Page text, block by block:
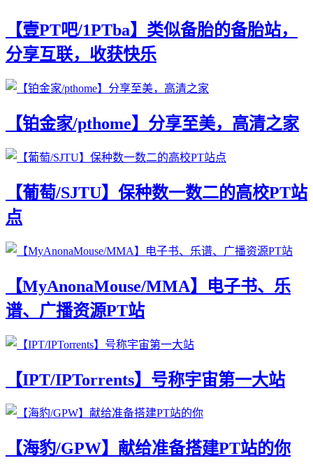
【壹PT吧/1PTba】类似备胎的备胎站，
分享互联，收获快乐
【铂金家/pthome】分享至美，高清之家
【葡萄/SJTU】保种数一数二的高校PT站
点
【MyAnonaMouse/MMA】电子书、乐
谱、广播资源PT站
【IPT/IPTorrents】号称宇宙第一大站
【海豹/GPW】献给准备搭建PT站的你